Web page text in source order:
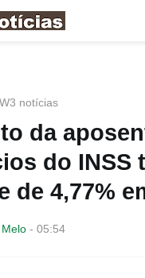
W3 notícias
da
do INSS
de 4,77%
- 05:54